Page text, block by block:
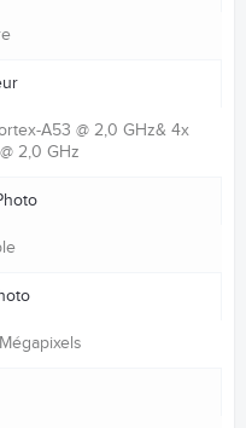
A53 @ 2,0 GHz& 4x
2,0 GHz